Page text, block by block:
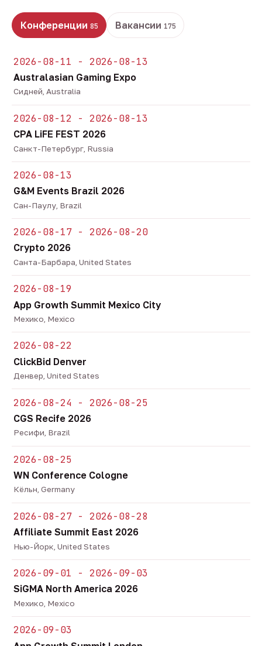
Конференции 85 Вакансии 175
2026-08-11 - 2026-08-13
Australasian Gaming Expo
Сидней, Australia
2026-08-12 - 2026-08-13
CPA LiFE FEST 2026
Санкт-Петербург, Russia
2026-08-13
G&M Events Brazil 2026
Сан-Паулу, Brazil
2026-08-17 - 2026-08-20
Crypto 2026
Санта-Барбара, United States
2026-08-19
App Growth Summit Mexico City
Мехико, Mexico
2026-08-22
ClickBid Denver
Денвер, United States
2026-08-24 - 2026-08-25
CGS Recife 2026
Ресифи, Brazil
2026-08-25
WN Conference Cologne
Кёльн, Germany
2026-08-27 - 2026-08-28
Affiliate Summit East 2026
Нью-Йорк, United States
2026-09-01 - 2026-09-03
SiGMA North America 2026
Мехико, Mexico
2026-09-03